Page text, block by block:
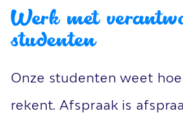
Werk met
studenten
Onze studenten weet
rekent. Afspraak is